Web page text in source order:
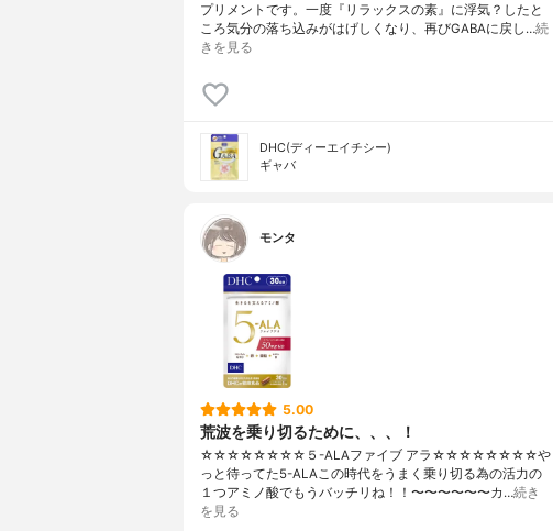
プリメントです。一度『リラックスの素』に浮気？したと
ころ気分の落ち込みがはげしくなり、再びGABAに戻し…続
きを見る
DHC(ディーエイチシー)
ギャバ
モンタ
5.00
荒波を乗り切るために、、、！
☆☆☆☆☆☆☆☆５-ALAファイブ アラ☆☆☆☆☆☆☆☆や
っと待ってた5-ALAこの時代をうまく乗り切る為の活力の
１つアミノ酸でもうバッチリね！！〜〜〜〜〜〜カ…続き
を見る